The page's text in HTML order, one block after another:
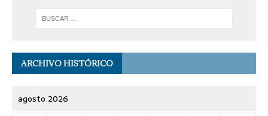
ARCHIVO HISTÓRICO
agosto 2026